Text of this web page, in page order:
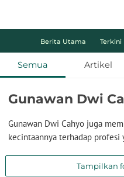
Berita Utama Terkini
Semua Artikel
Gunawan Dwi
Gunawan Dwi Cahyo juga
kecintaannya terhadap profesi
Tampilkan